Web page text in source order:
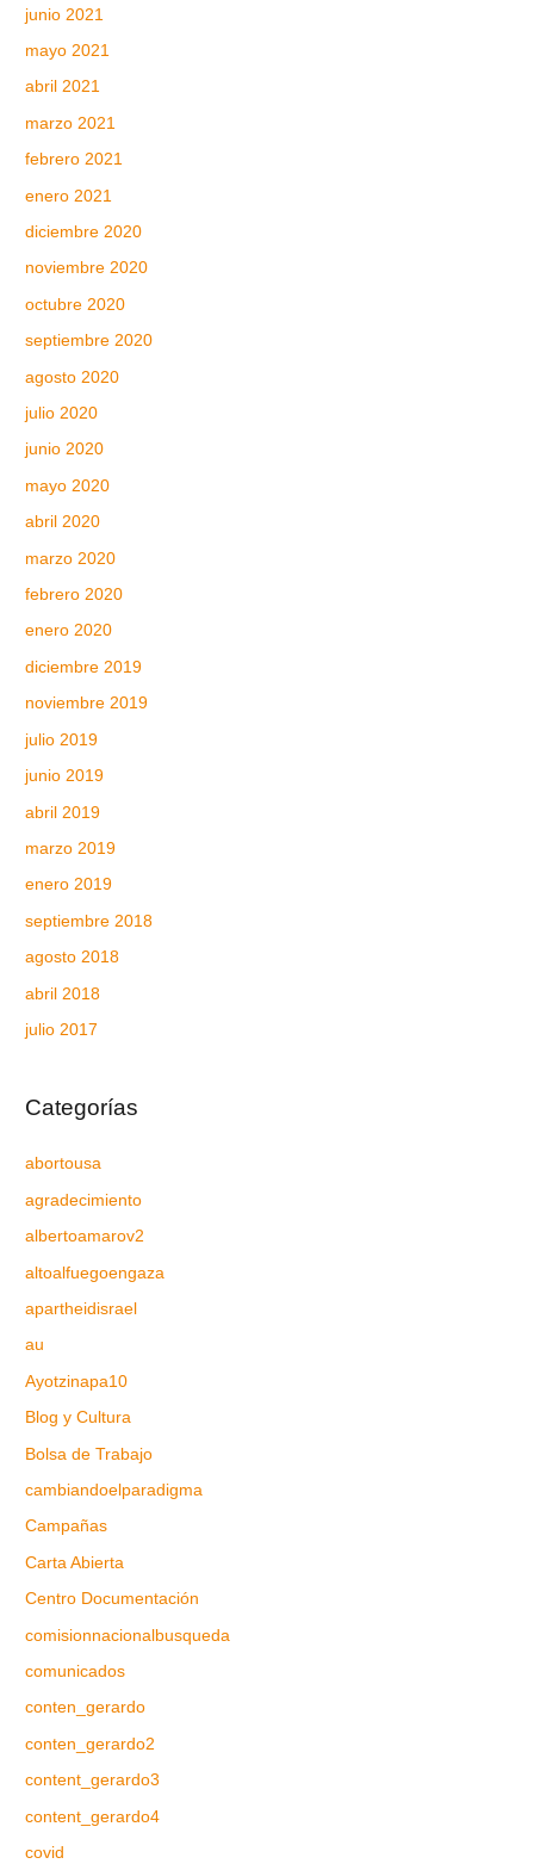
junio 2021
mayo 2021
abril 2021
marzo 2021
febrero 2021
enero 2021
diciembre 2020
noviembre 2020
octubre 2020
septiembre 2020
agosto 2020
julio 2020
junio 2020
mayo 2020
abril 2020
marzo 2020
febrero 2020
enero 2020
diciembre 2019
noviembre 2019
julio 2019
junio 2019
abril 2019
marzo 2019
enero 2019
septiembre 2018
agosto 2018
abril 2018
julio 2017
Categorías
abortousa
agradecimiento
albertoamarov2
altoalfuegoengaza
apartheidisrael
au
Ayotzinapa10
Blog y Cultura
Bolsa de Trabajo
cambiandoelparadigma
Campañas
Carta Abierta
Centro Documentación
comisionnacionalbusqueda
comunicados
conten_gerardo
conten_gerardo2
content_gerardo3
content_gerardo4
covid